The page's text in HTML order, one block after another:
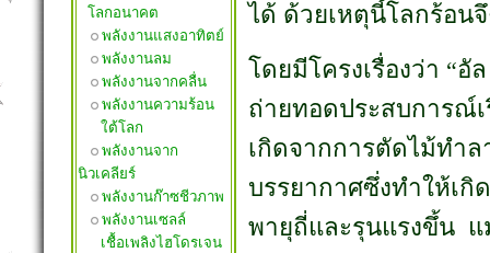
โลกอนาคต
พลังงานแสงอาทิตย์
พลังงานลม
พลังงานจากคลื่น
พลังงานความร้อน
ใต้โลก
พลังงานจาก
นิวเคลียร์
พลังงานก๊าซชีวภาพ
พลังงานเซลล์
เชื้อเพลิงไฮโดรเจน
ได้ ด้วยเหตุนี้โลกร้อนจึ
โดยมีโครงเรื่องว่า “
ถ่ายทอดประสบการณ์
เกิดจากการตัดไม้ทำ
บรรยากาศซึ่งทำให้เ
พายุถี่และรุนแรงขึ้น แ